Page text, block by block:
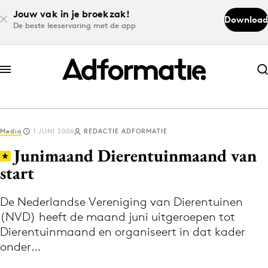
Jouw vak in je broekzak!
De beste leeservaring met de app
Download
Abonneer nu
Abonneer nu
Log in
Volg het laatste nieuws via de Adformatie
Nieuws app
Media 1 JUNI 2006 REDACTIE ADFORMATIE
Junimaand Dierentuinmaand van
start
De Nederlandse Vereniging van Dierentuinen
(NVD) heeft de maand juni uitgeroepen tot
Dierentuinmaand en organiseert in dat kader
onder…